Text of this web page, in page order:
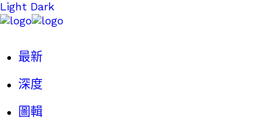
Light Dark
最新
深度
圖輯